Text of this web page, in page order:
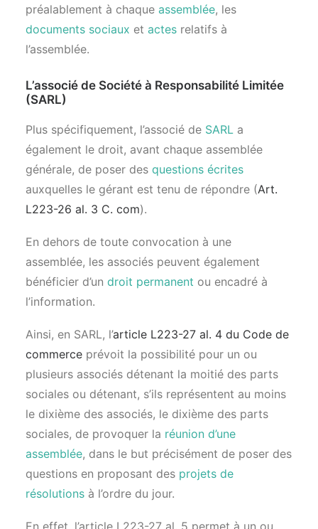
préalablement à chaque assemblée, les
documents sociaux et actes relatifs à
l’assemblée.
L’associé de Société à Responsabilité Limitée
(SARL)
Plus spécifiquement, l’associé de SARL a
également le droit, avant chaque assemblée
générale, de poser des questions écrites
auxquelles le gérant est tenu de répondre (Art.
L223-26 al. 3 C. com).
En dehors de toute convocation à une
assemblée, les associés peuvent également
bénéficier d’un droit permanent ou encadré à
l’information.
Ainsi, en SARL, l’article L223-27 al. 4 du Code de
commerce prévoit la possibilité pour un ou
plusieurs associés détenant la moitié des parts
sociales ou détenant, s’ils représentent au moins
le dixième des associés, le dixième des parts
sociales, de provoquer la réunion d’une
assemblée, dans le but précisément de poser des
questions en proposant des projets de
résolutions à l’ordre du jour.
En effet, l’article L223-27 al. 5 permet à un ou